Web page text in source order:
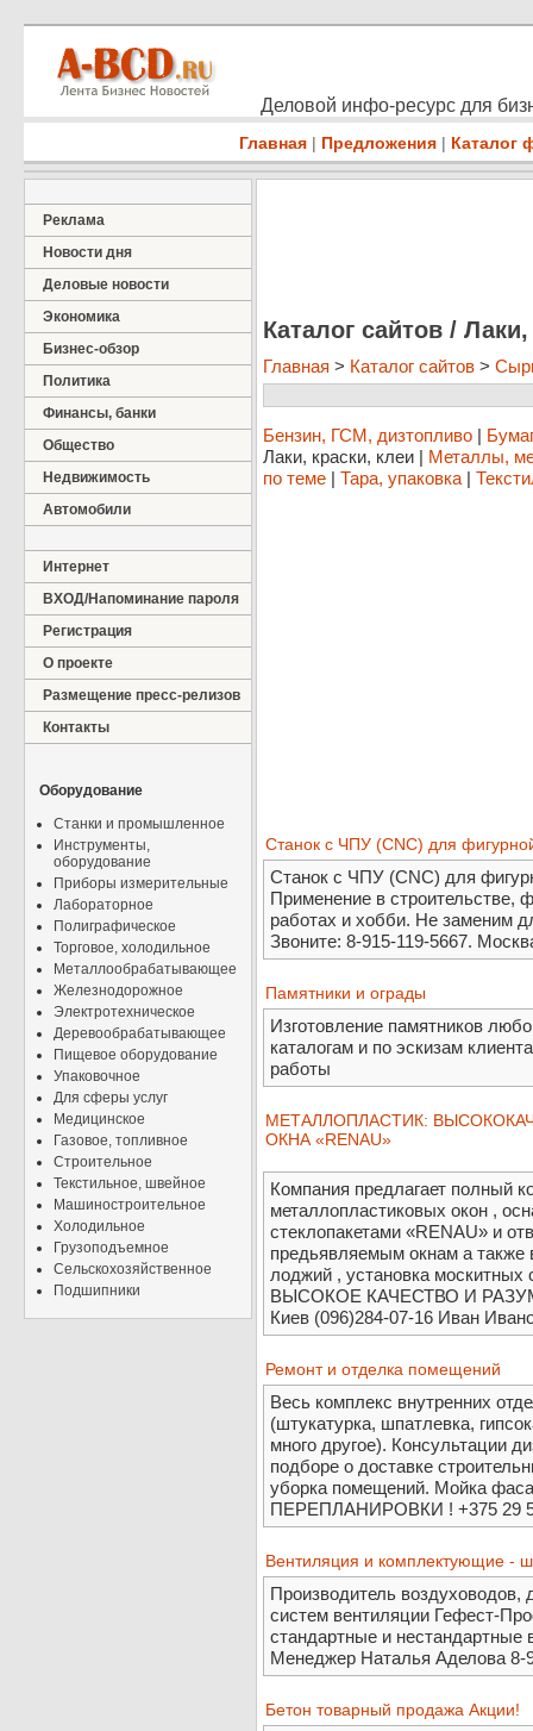
Деловой инфо-ресурс для
Главная | Предложения | Каталог
Реклама
Новости дня
Деловые новости
Экономика
Бизнес-обзор
Политика
Финансы, банки
Общество
Недвижимость
Автомобили
Интернет
ВХОД/Напоминание пароля
Регистрация
О проекте
Размещение пресс-релизов
Контакты
Оборудование
Станки и промышленное
Инструменты,
оборудование
Приборы измерительные
Лабораторное
Полиграфическое
Торговое, холодильное
Металлообрабатывающее
Железнодорожное
Электротехническое
Деревообрабатывающее
Пищевое оборудование
Упаковочное
Для сферы услуг
Медицинское
Газовое, топливное
Строительное
Текстильное, швейное
Машиностроительное
Холодильное
Грузоподъемное
Сельскохозяйственное
Подшипники
Каталог сайтов /
Главная > Каталог сайтов >
Бензин, ГСМ, дизтопливо |
Лаки, краски, клеи | Металлы,
по теме | Тара, упаковка |
Станок с ЧПУ (CNC) для
Станок с ЧПУ (CNC) для
Применение в строительстве,
работах и хобби. Не заменим
Звоните: 8-915-119-5667.
Памятники и ограды
Изготовление памятников
каталогам и по эскизам
работы
МЕТАЛЛОПЛАСТИК:
ОКНА «RENAU»
Компания предлагает полный
металлопластиковых окон ,
стеклопакетами «RENAU» и
предьявляемым окнам а также
лоджий , установка москитных
ВЫСОКОЕ КАЧЕСТВО И
Киев (096)284-07-16 Иван
Ремонт и отделка помещений
Весь комплекс внутренних
(штукатурка, шпатлевка,
много другое). Консультации
подборе о доставке
уборка помещений. Мойка
ПЕРЕПЛАНИРОВКИ ! +375 29
Вентиляция и комплектующие -
Производитель
систем вентиляции Гефест-
стандартные и нестандартные
Менеджер Наталья Аделова 8-
Бетон товарный продажа Акции!